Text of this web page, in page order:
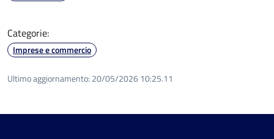
Categorie:
Imprese e commercio
Ultimo aggiornamento: 20/05/2026 10:25.11